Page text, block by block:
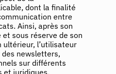
dont la finalité
entre
Ainsi, après son
sous réserve de son
ultérieur, l’utilisateur
newsletters,
sur différents